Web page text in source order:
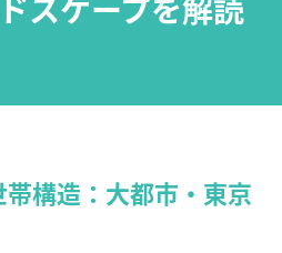
スケープを解読
構造：大都市・東京